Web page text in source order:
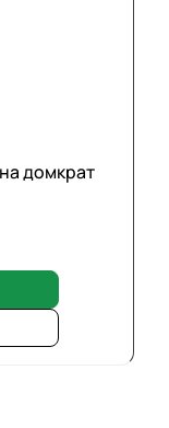
домкрат